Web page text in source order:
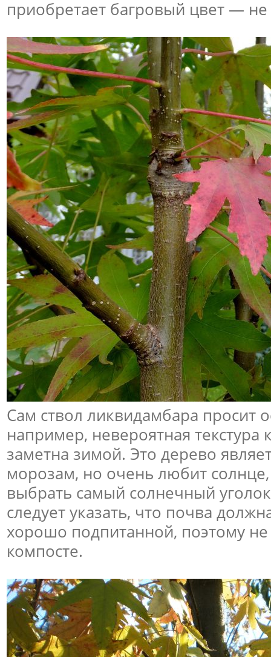
приобретает багровый цвет — не
Сам ствол ликвидамбара просит
например, невероятная текстура
заметна зимой. Это дерево
морозам, но очень любит
выбрать самый солнечный
следует указать, что почва
хорошо подпитанной, поэтому не
компосте.